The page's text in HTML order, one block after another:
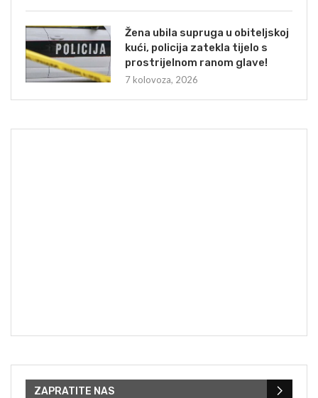
Žena ubila supruga u obiteljskoj
kući, policija zatekla tijelo s
prostrijelnom ranom glave!
7 kolovoza, 2026
ZAPRATITE NAS